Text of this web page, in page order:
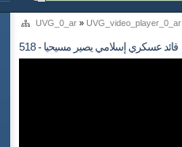
UVG_0_ar » UVG_video_player_0_ar
518 - قائد عسكري إسلامي يصير مسيحيا